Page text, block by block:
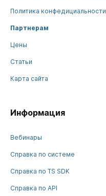
Политика конфедициальности
Партнерам
Цены
Статьи
Карта сайта
Информация
Вебинары
Справка по системе
Справка по TS SDK
Справка по API